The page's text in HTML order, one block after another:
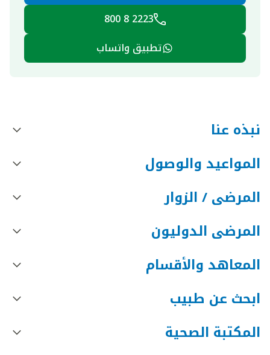
2223 8 800
تطبيق واتساب
نبذه عنا
المواعيد والوصول
المرضى / الزوار
المرضى الدوليون
المعاهد والأقسام
ابحث عن طبيب
المكتبة الصحية